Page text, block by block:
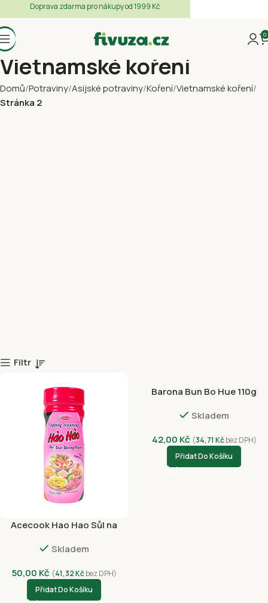
0
Vietnamské koření
Domů Potraviny Asijské potraviny Koření Vietnamské koření
Stránka 2
Filtr
Acecook Hao Hao Sůl na
Skladem
50,00 Kč (41,32Kčbez DPH)
Přidat Do Košíku
Barona Bun Bo Hue 110g
Skladem
42,00 Kč (34,71 Kčbez DPH)
Přidat Do Košíku
Doprava zdarma pro nákupy od 1999 Kč